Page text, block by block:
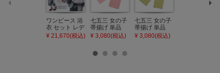
ワンピース 浴
衣 セット レデ
ィース 吸水速
¥ 21,670(税込)
七五三 女の子
帯揚げ 単品
「灰桃色」日
びあげ 和装 着
¥ 3,080(税込)
七五三 女の子
帯揚げ 単品
「若葉色」日
¥ 3,080(税込)